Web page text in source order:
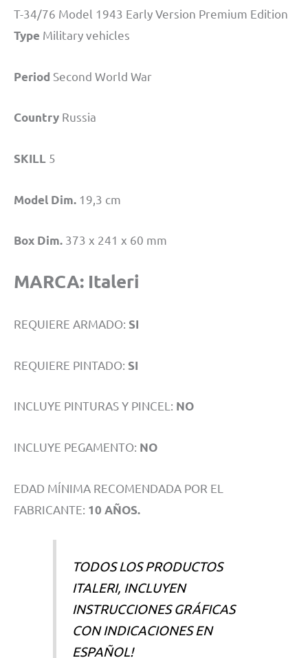
1/35
cantidad
T-34/76 Model 1943 Early Version Premium Edition
Type Military vehicles
Period Second World War
Country Russia
SKILL 5
Model Dim. 19,3 cm
Box Dim. 373 x 241 x 60 mm
MARCA: Italeri
REQUIERE ARMADO: SI
REQUIERE PINTADO: SI
INCLUYE PINTURAS Y PINCEL: NO
INCLUYE PEGAMENTO: NO
EDAD MÍNIMA RECOMENDADA POR EL
FABRICANTE: 10 AÑOS.
TODOS LOS PRODUCTOS
ITALERI, INCLUYEN
INSTRUCCIONES GRÁFICAS
CON INDICACIONES EN
ESPAÑOL!